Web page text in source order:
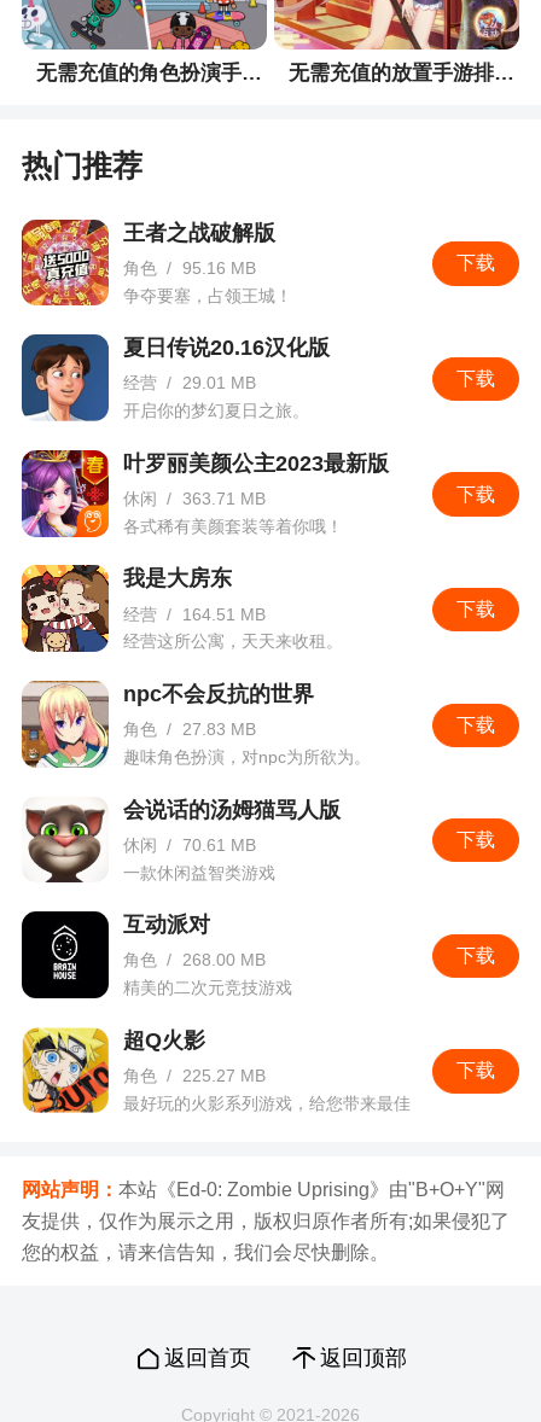
无需充值的角色扮演手游排行榜 无需充值的放置手游排行榜
热门推荐
下载
王者之战破解版
角色 / 95.16 MB
争夺要塞，占领王城！
下载
夏日传说20.16汉化版
经营 / 29.01 MB
开启你的梦幻夏日之旅。
下载
叶罗丽美颜公主2023最新版
休闲 / 363.71 MB
各式稀有美颜套装等着你哦！
下载
我是大房东
经营 /
164.51 MB
经营这所公寓，天天来收租。
下载
npc不会反抗的世界
角色 /
27.83 MB
趣味角色扮演，对npc为所欲为。
下载
会说话的汤姆猫骂人版
休闲 / 70.61 MB
一款休闲益智类游戏
下载
互动派对
角色 / 268.00 MB
精美的二次元竞技游戏
下载
超Q火影
角色 /
225.27 MB
最好玩的火影系列游戏，给您带来最佳
网站声明： 本站《Ed-0: Zombie Uprising》由"B+O+Y"网
友提供，仅作为展示之用，版权归原作者所有;如果侵犯了
您的权益，请来信告知，我们会尽快删除。
返回首页 返回顶部
Copyright © 2021-2026